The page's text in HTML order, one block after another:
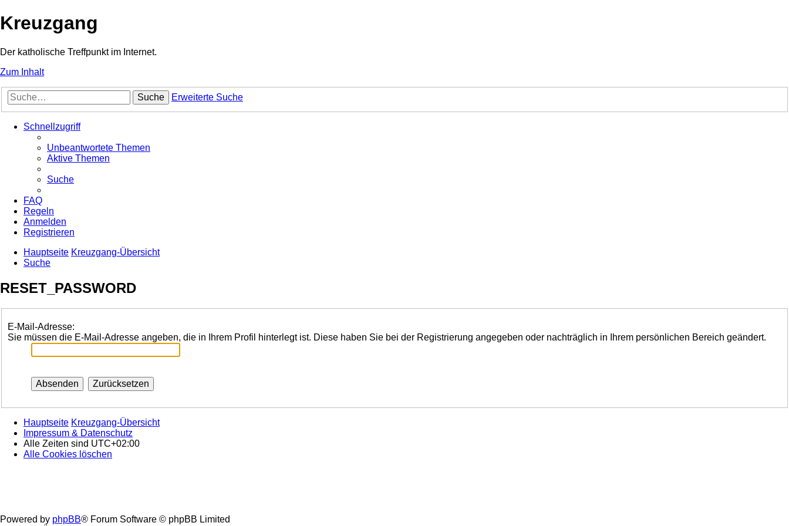
Kreuzgang
Der katholische Treffpunkt im Internet.
Zum Inhalt
Suche Erweiterte Suche
Schnellzugriff
Unbeantwortete Themen
Aktive Themen
Suche
FAQ
Regeln
Anmelden
Registrieren
Hauptseite Kreuzgang-Übersicht
Suche
RESET_PASSWORD
E-Mail-Adresse:
Sie müssen die E-Mail-Adresse angeben, die in Ihrem Profil hinterlegt ist. Diese haben Sie bei der Registrierung angegeben oder nachträglich in Ihrem persönlichen Bereich geändert.
Hauptseite Kreuzgang-Übersicht
Impressum & Datenschutz
Alle Zeiten sind UTC+02:00
Alle Cookies löschen
Powered by phpBB® Forum Software © phpBB Limited